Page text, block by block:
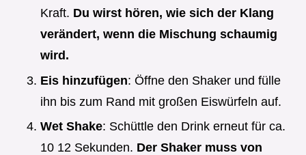
Kraft. Du wirst hören, wie sich der Klang
verändert, wenn die Mischung schaumig
wird.
Eis hinzufügen: Öffne den Shaker und fülle
ihn bis zum Rand mit großen Eiswürfeln auf.
Wet Shake: Schüttle den Drink erneut für ca.
10 12 Sekunden. Der Shaker muss von